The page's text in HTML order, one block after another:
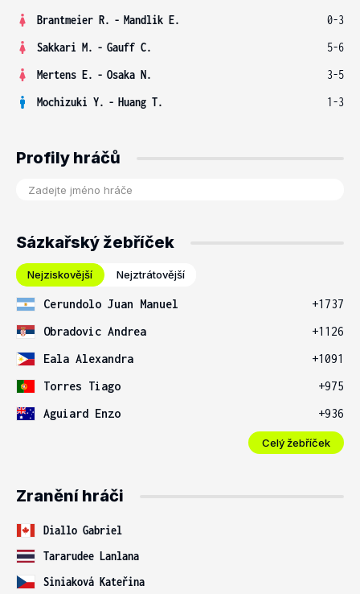
Brantmeier R. - Mandlik E.
0-3
Sakkari M. - Gauff C.
5-6
Mertens E. - Osaka N.
3-5
Mochizuki Y. - Huang T. 1-3
Profily hráčů
Sázkařský žebříček
Nejziskovější Nejztrátovější
Cerundolo Juan Manuel
+1737
Obradovic Andrea
+1126
Eala Alexandra
+1091
Torres Tiago
+975
Aguiard Enzo
+936
Celý žebříček
Zranění hráči
Diallo Gabriel
Tararudee Lanlana
Siniaková Kateřina